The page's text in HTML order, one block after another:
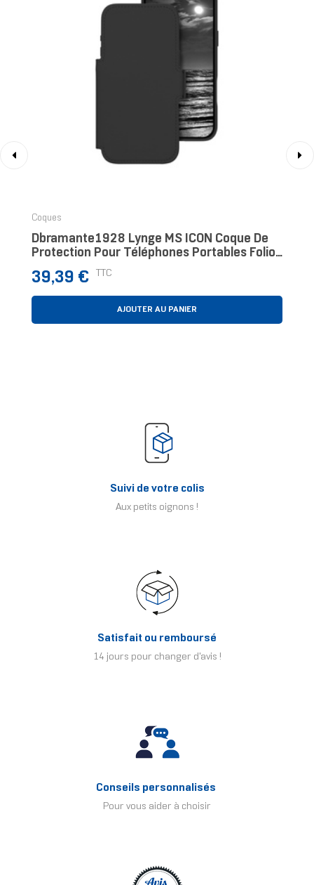
Coques
Dbramante1928 Lynge MS ICON Coque De
Protection Pour Téléphones Portables Folio
Prix
39,39 € TTC
AJOUTER AU PANIER
Suivi de votre colis
Aux petits oignons !
Satisfait ou remboursé
14 jours pour changer d'avis !
Conseils personnalisés
Pour vous aider à choisir